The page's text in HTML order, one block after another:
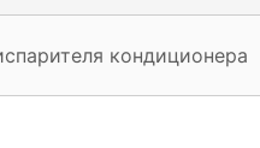
кондиционера